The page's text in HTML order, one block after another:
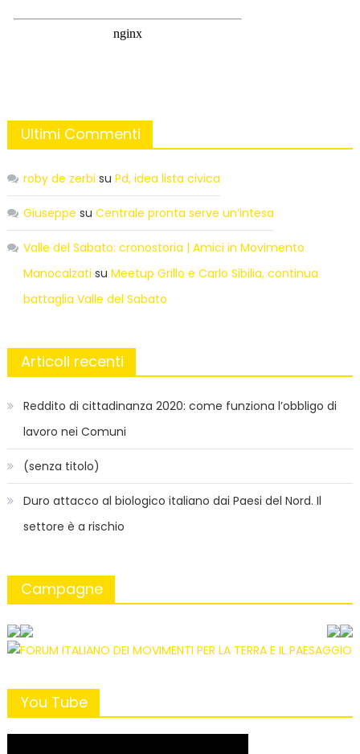
Ultimi Commenti
roby de zerbi su Pd, idea lista civica
Giuseppe su Centrale pronta serve un’intesa
Valle del Sabato: cronostoria | Amici in Movimento
Manocalzati su Meetup Grillo e Carlo Sibilia, continua
battaglia Valle del Sabato
Articoli recenti
Reddito di cittadinanza 2020: come funziona l’obbligo di
lavoro nei Comuni
(senza titolo)
Duro attacco al biologico italiano dai Paesi del Nord. Il
settore è a rischio
Campagne
You Tube